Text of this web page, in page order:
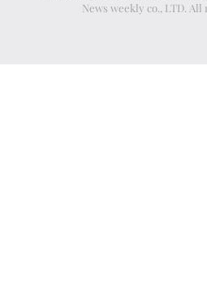
News weekly co., LTD.